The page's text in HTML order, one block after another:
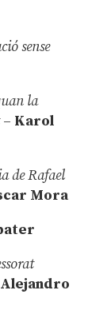
sense
la
– Karol
de Rafael
Mora
Alejandro